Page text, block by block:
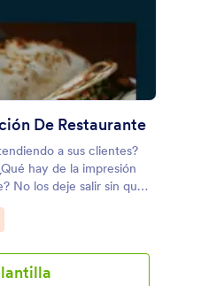
De Restaurante
a sus clientes?
hay de la impresión
No los deje salir sin que
de formulario es útil
restaurantes.